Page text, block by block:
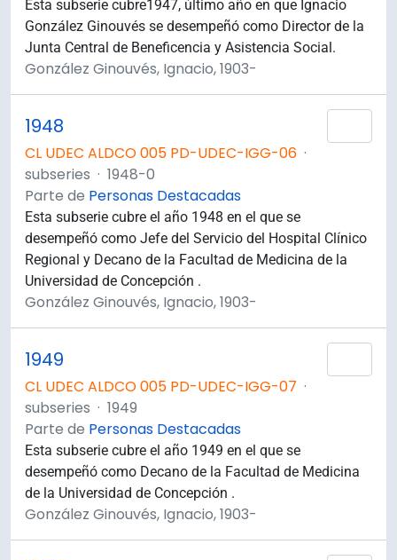
Esta subserie cubre1947, último año en que Ignacio
González Ginouvés se desempeñó como Director de la
Junta Central de Beneficencia y Asistencia Social.
González Ginouvés, Ignacio, 1903-
1948
CL UDEC ALDCO 005 PD-UDEC-IGG-06 ·
subseries · 1948-0
Parte de Personas Destacadas
Esta subserie cubre el año 1948 en el que se
desempeñó como Jefe del Servicio del Hospital Clínico
Regional y Decano de la Facultad de Medicina de la
Universidad de Concepción .
González Ginouvés, Ignacio, 1903-
1949
CL UDEC ALDCO 005 PD-UDEC-IGG-07 ·
subseries · 1949
Parte de Personas Destacadas
Esta subserie cubre el año 1949 en el que se
desempeñó como Decano de la Facultad de Medicina
de la Universidad de Concepción .
González Ginouvés, Ignacio, 1903-